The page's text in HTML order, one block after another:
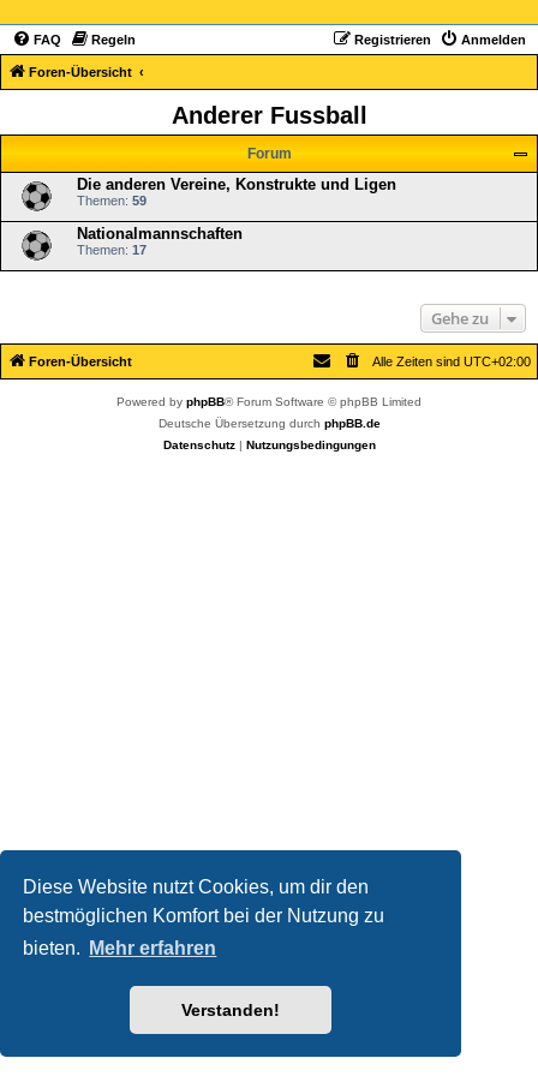
Diese Website nutzt Cookies, um dir den
bestmöglichen Komfort bei der Nutzung zu
bieten.
Mehr erfahren
Verstanden!
FAQ Regeln Anmelden
Registrieren
Foren-Übersicht
Anderer Fussball
Forum
Die anderen Vereine, Konstrukte und Ligen
Themen: 59
Nationalmannschaften
Themen: 17
Gehe zu
Foren-Übersicht Alle Zeiten sind UTC+02:00
Powered by phpBB® Forum Software © phpBB Limited
Deutsche Übersetzung durch phpBB.de
Datenschutz| Nutzungsbedingungen